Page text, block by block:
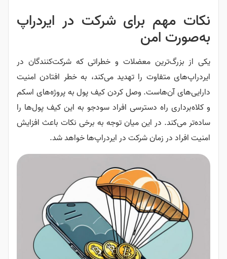
نکات مهم برای شرکت در ایردراپ
به‌صورت امن
یکی از بزرگ‌ترین معضلات و خطراتی که شرکت‌کنندگان در
ایردراپ‌های متفاوت را تهدید می‌کند، به خطر افتادن امنیت
دارایی‌های آن‌هاست. وصل کردن کیف پول به پروژه‌های اسکم
و کلاه‌برداری راه دسترسی افراد سودجو به این کیف پول‌ها را
ساده‌تر می‌کند. در این میان توجه به برخی نکات باعث افزایش
امنیت افراد در زمان شرکت در ایردراپ‌ها خواهد شد.